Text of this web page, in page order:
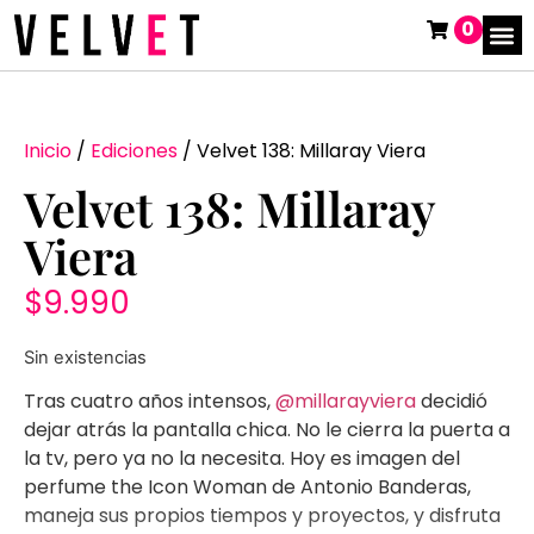
0
Inicio / Ediciones / Velvet 138: Millaray Viera
Velvet 138: Millaray
Viera
$9.990
Sin existencias
Tras cuatro años intensos,@millarayvieradecidió
dejar atrás la pantalla chica. No le cierra la puerta a
la tv, pero ya no la necesita. Hoy es imagen del
perfume the Icon Woman de Antonio Banderas,
maneja sus propios tiempos y proyectos, y disfruta